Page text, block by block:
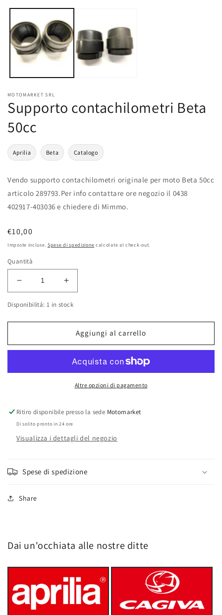
multimediali
finestra
modale
MOTOMARKET SRL
Supporto contachilometri Beta
50cc
Aprilia Beta Catalogo
Vendo supporto contachilometri originale per moto Beta 50cc
articolo 289793.Per info contattare ore negozio il 0438
402917-403036 e chiedere di Mimmo.
Prezzo
di
€10,00
Imposte incluse. Spese di spedizione calcolate al check-out.
Quantità
Diminuisci
quantità
per
50cc
Aumenta
quantità
per
Beta
50cc
Disponibilitá: 1 in stock
Aggiungi al carrello
Altre opzioni di pagamento
Ritiro disponibile presso la sede Motomarket
Di solito pronto in 24 ore
Visualizza i dettagli del negozio
Spese di spedizione
Share
Dai un'occhiata alle nostre ditte